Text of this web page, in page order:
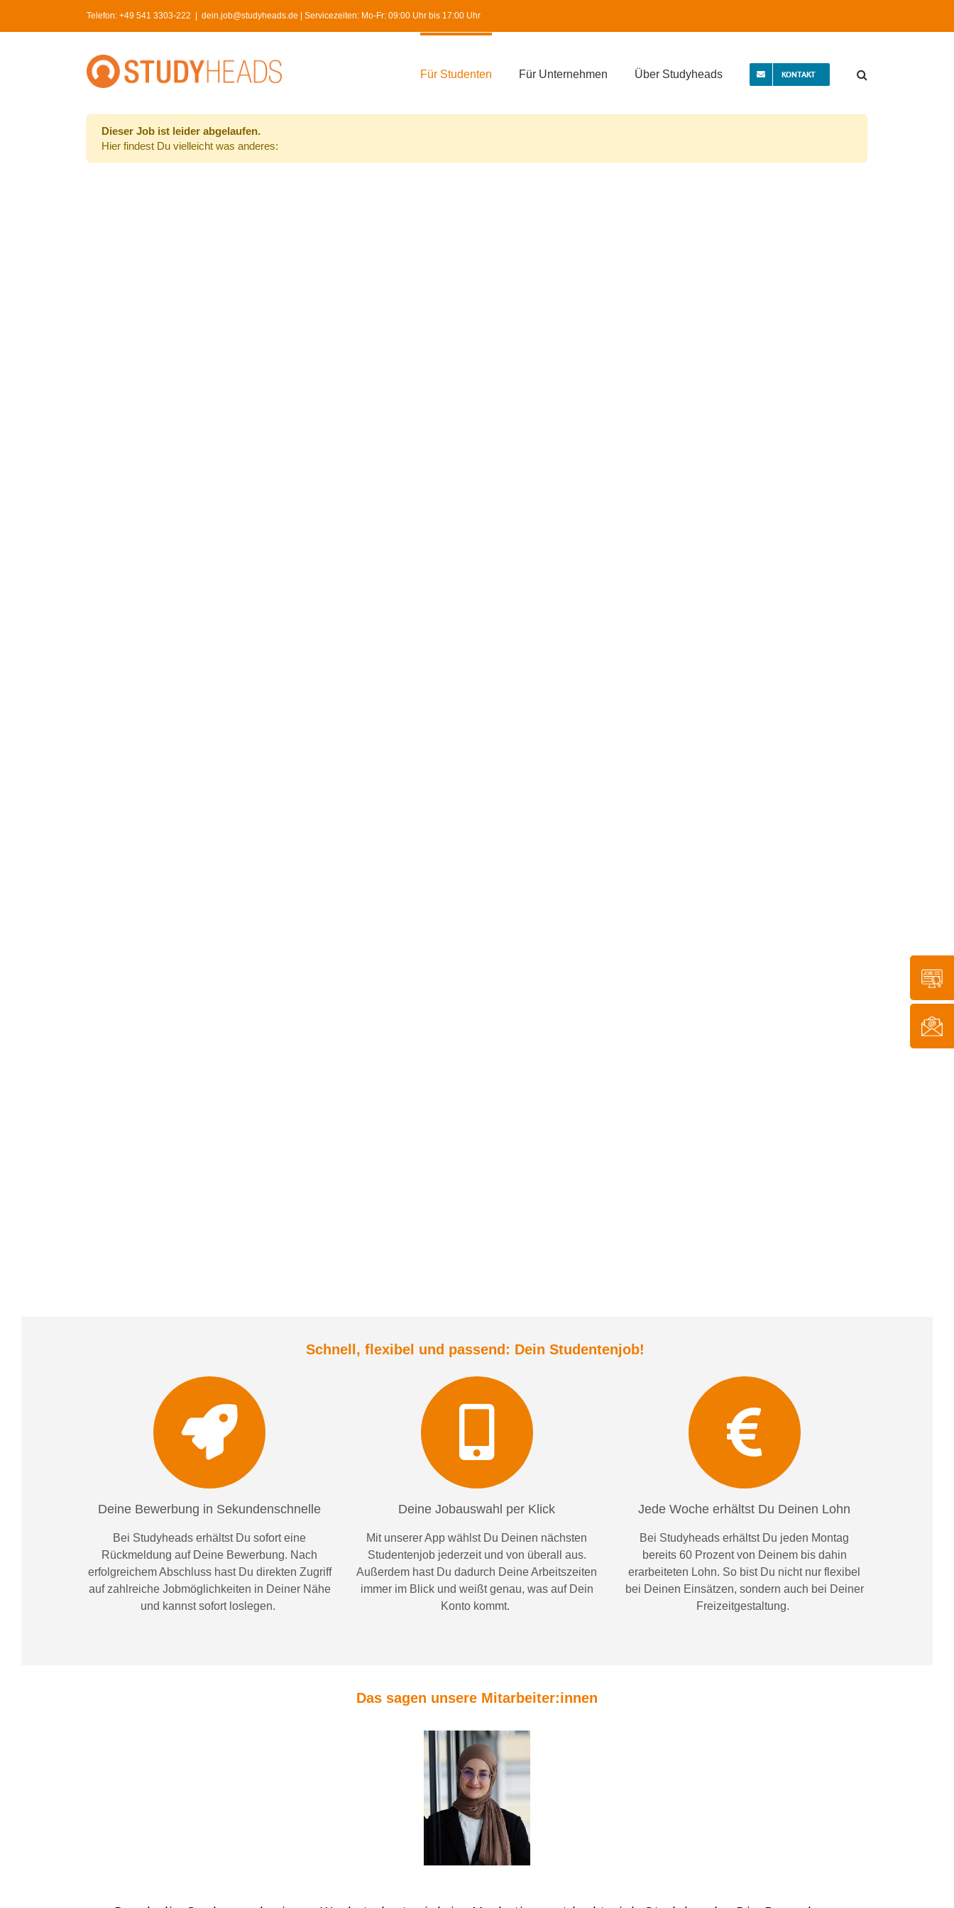
Telefon: +49 541 3303-222 dein.job@studyheads.de | Servicezeiten: Mo-Fr: 09:00 Uhr bis 17:00 Uhr
Für Studenten Für Unternehmen Über Studyheads KONTAKT
Dieser Job ist leider abgelaufen.
Hier findest Du vielleicht was anderes:
Schnell, flexibel und passend: Dein Studentenjob!
Deine Bewerbung in Sekundenschnelle
Bei Studyheads erhältst Du sofort eine
Rückmeldung auf Deine Bewerbung. Nach
erfolgreichem Abschluss hast Du direkten Zugriff
auf zahlreiche Jobmöglichkeiten in Deiner Nähe
und kannst sofort loslegen.
Deine Jobauswahl per Klick
Mit unserer App wählst Du Deinen nächsten
Studentenjob jederzeit und von überall aus.
Außerdem hast Du dadurch Deine Arbeitszeiten
immer imBlick und weißtgenau, was auf Dein
Konto kommt.
Jede Woche erhältst Du Deinen Lohn
Bei Studyheads erhältst Du jeden Montag
bereits 60 Prozent von Deinem bis dahin
erarbeiteten Lohn. So bist Du nicht nur flexibel
bei Deinen Einsätzen, sondern auch bei Deiner
Freizeitgestaltung.
Das sagen unsere Mitarbeiter:innen